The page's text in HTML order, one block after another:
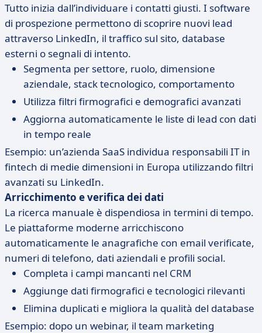
Tutto inizia dall’individuare i contatti giusti. I software
di prospezione permettono di scoprire nuovi lead
attraverso LinkedIn, il traffico sul sito, database
esterni o segnali di intento.
Segmenta per settore, ruolo, dimensione
aziendale, stack tecnologico, comportamento
Utilizza filtri firmografici e demografici avanzati
Aggiorna automaticamente le liste di lead con dati
in tempo reale
Esempio: un’azienda SaaS individua responsabili IT in
fintech di medie dimensioni in Europa utilizzando filtri
avanzati su LinkedIn.
Arricchimento e verifica dei dati
La ricerca manuale è dispendiosa in termini di tempo.
Le piattaforme moderne arricchiscono
automaticamente le anagrafiche con email verificate,
numeri di telefono, dati aziendali e profili social.
Completa i campi mancanti nel CRM
Aggiunge dati firmografici e tecnologici rilevanti
Elimina duplicati e migliora la qualità del database
Esempio: dopo un webinar, il team marketing